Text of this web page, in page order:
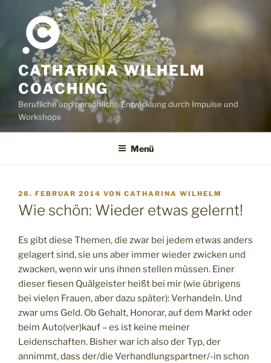
springen
CATHARINA WILHELM
COACHING
Berufliche und persönliche Entwicklung durch Impulse und
Workshops
Menü
VERÖFFENTLICHT
AM
28. FEBRUAR 2014 VON CATHARINA WILHELM
Wie schön: Wieder etwas gelernt!
Es gibt diese Themen, die zwar bei jedem etwas anders
gelagert sind, sie uns aber immer wieder zwicken und
zwacken, wenn wir uns ihnen stellen müssen. Einer
dieser fiesen Quälgeister heißt bei mir (wie übrigens
bei vielen Frauen, aber dazu später): Verhandeln. Und
zwar ums Geld. Ob Gehalt, Honorar, auf dem Markt oder
beim Auto(ver)kauf – es ist keine meiner
Leidenschaften. Bisher war ich also der Typ, der
annimmt, dass der/die Verhandlungspartner/-in schon